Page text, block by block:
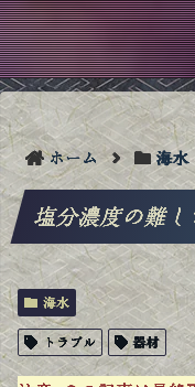
ホーム 海水
塩分濃度の難し
海水
トラブル 器材